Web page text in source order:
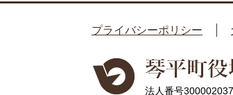
プライバシーポリシー
法人番号